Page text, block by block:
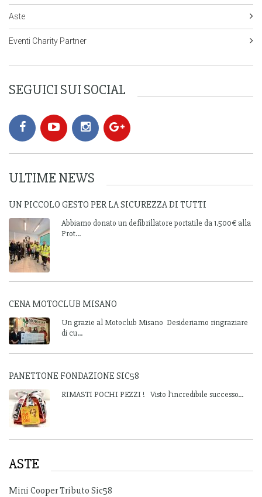
Aste
Eventi Charity Partner
SEGUICI SUI SOCIAL
ULTIME NEWS
UN PICCOLO GESTO PER LA SICUREZZA DI TUTTI
Abbiamo donato un defibrillatore portatile da 1.500€ alla
Prot...
CENA MOTOCLUB MISANO
Un grazie al Motoclub Misano Desideriamo ringraziare
di cu...
PANETTONE FONDAZIONE SIC58
RIMASTI POCHI PEZZI ! Visto l'incredibile successo...
ASTE
Mini Cooper Tributo Sic58